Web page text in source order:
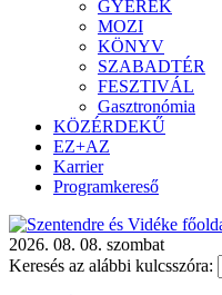
GYEREK
MOZI
KÖNYV
SZABADTÉR
FESZTIVÁL
Gasztronómia
KÖZÉRDEKŰ
EZ+AZ
Karrier
Programkereső
2026. 08. 08. szombat
Keresés az alábbi kulcsszóra: